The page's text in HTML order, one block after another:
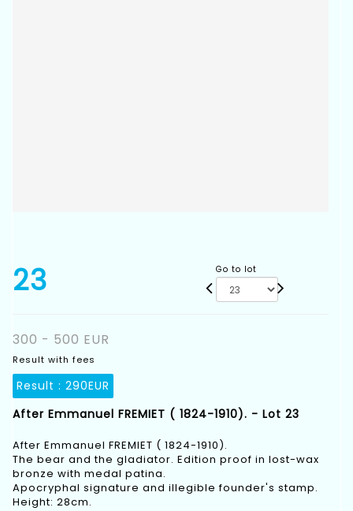
23 Go to lot
300 - 500 EUR
Result with fees
Result : 290EUR
After Emmanuel FREMIET ( 1824-1910). - Lot 23
After Emmanuel FREMIET ( 1824-1910).
The bear and the gladiator. Edition proof in lost-wax
bronze with medal patina.
Apocryphal signature and illegible founder's stamp.
Height: 28cm.